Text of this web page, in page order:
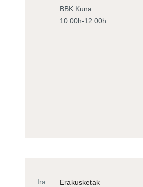
BBK Kuna
10:00h-12:00h
Erakusketak
Ira